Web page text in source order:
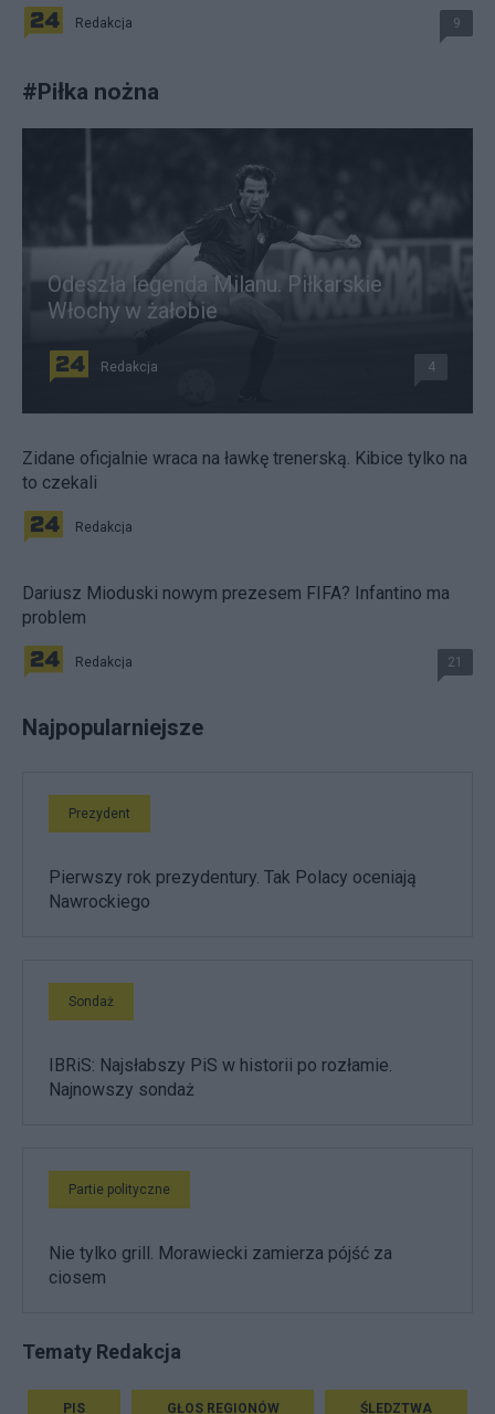
Redakcja 9
#Piłka nożna
Odeszła legenda Milanu. Piłkarskie
Włochy w żałobie
Redakcja 4
Zidane oficjalnie wraca na ławkę trenerską. Kibice tylko na
to czekali
Redakcja
Dariusz Mioduski nowym prezesem FIFA? Infantino ma
problem
Redakcja 21
Najpopularniejsze
Prezydent
Pierwszy rok prezydentury. Tak Polacy oceniają
Nawrockiego
Sondaż
IBRiS: Najsłabszy PiS w historii po rozłamie.
Najnowszy sondaż
Partie polityczne
Nie tylko grill. Morawiecki zamierza pójść za
ciosem
Tematy Redakcja
PIS GŁOS REGIONÓW ŚLEDZTWA